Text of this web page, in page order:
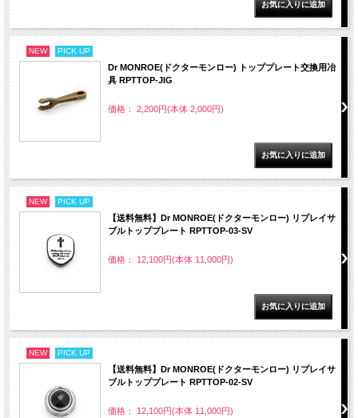
NEW PICK UP
Dr MONROE(ドクターモンロー) トッププレート交換用冶
具 RPTTOP-JIG
価格： 2,200円(本体 2,000円)
NEW PICK UP
【送料無料】Dr MONROE(ドクターモンロー) リプレイサ
ブルトッププレート RPTTOP-03-SV
価格： 12,100円(本体 11,000円)
NEW PICK UP
【送料無料】Dr MONROE(ドクターモンロー) リプレイサ
ブルトッププレート RPTTOP-02-SV
価格： 12,100円(本体 11,000円)